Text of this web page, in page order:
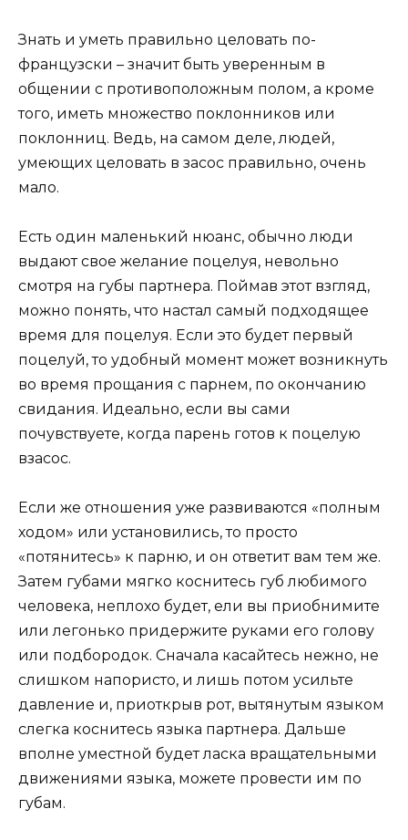
Знать и уметь правильно целовать по-
французски – значит быть уверенным в
общении с противоположным полом, а кроме
того, иметь множество поклонников или
поклонниц. Ведь, на самом деле, людей,
умеющих целовать в засос правильно, очень
мало.
Есть один маленький нюанс, обычно люди
выдают свое желание поцелуя, невольно
смотря на губы партнера. Поймав этот взгляд,
можно понять, что настал самый подходящее
время для поцелуя. Если это будет первый
поцелуй, то удобный момент может возникнуть
во время прощания с парнем, по окончанию
свидания. Идеально, если вы сами
почувствуете, когда парень готов к поцелую
взасос.
Если же отношения уже развиваются «полным
ходом» или установились, то просто
«потянитесь» к парню, и он ответит вам тем же.
Затем губами мягко коснитесь губ любимого
человека, неплохо будет, ели вы приобнимите
или легонько придержите руками его голову
или подбородок. Сначала касайтесь нежно, не
слишком напористо, и лишь потом усильте
давление и, приоткрыв рот, вытянутым языком
слегка коснитесь языка партнера. Дальше
вполне уместной будет ласка вращательными
движениями языка, можете провести им по
губам.